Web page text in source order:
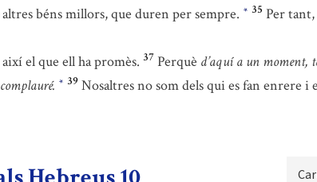
béns millors, que duren per sempre. * 35 Per
el que ell ha promès. 37 Perquè d’aquí a un moment,
* 39 Nosaltres no som dels qui es fan enrere i